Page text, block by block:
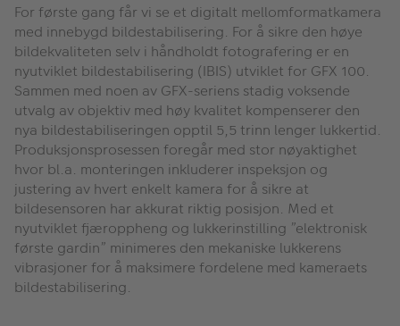
For første gang får vi se et digitalt mellomformatkamera
med innebygd bildestabilisering. For å sikre den høye
bildekvaliteten selv i håndholdt fotografering er en
nyutviklet bildestabilisering (IBIS) utviklet for GFX 100.
Sammen med noen av GFX-seriens stadig voksende
utvalg av objektiv med høy kvalitet kompenserer den
nya bildestabiliseringen opptil 5,5 trinn lenger lukkertid.
Produksjonsprosessen foregår med stor nøyaktighet
hvor bl.a. monteringen inkluderer inspeksjon og
justering av hvert enkelt kamera for å sikre at
bildesensoren har akkurat riktig posisjon. Med et
nyutviklet fjæroppheng og lukkerinstilling ”elektronisk
første gardin” minimeres den mekaniske lukkerens
vibrasjoner for å maksimere fordelene med kameraets
bildestabilisering.